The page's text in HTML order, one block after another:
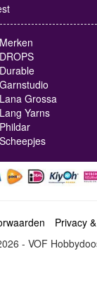
Merken
DROPS
Durable
Garnstudio
Lana Grossa
Lang Yarns
Phildar
Scheepjes
Privacy
- VOF